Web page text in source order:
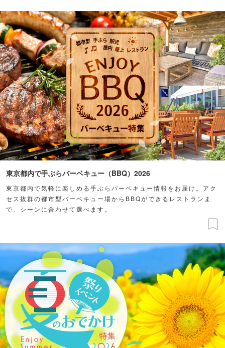
東京都内で手ぶらバーベキュー（BBQ）2026
東京都内で気軽に楽しめる手ぶらバーベキュー情報をお届け。アク
セス抜群の都市型バーベキュー場からBBQができるレストランま
で、シーンに合わせて選べます。